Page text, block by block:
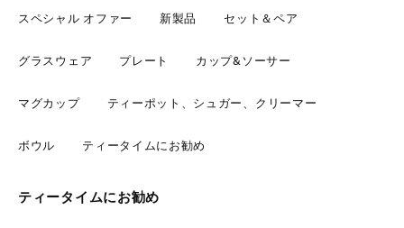
スペシャル オファー 新製品 セット＆ペア
グラスウェア プレート カップ&ソーサー
マグカップ ティーポット、シュガー、クリーマー
ボウル ティータイムにお勧め
ティータイムにお勧め